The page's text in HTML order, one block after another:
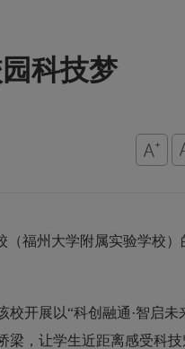
科技梦
（福州大学附属实验学校）
校开展以“科创融通 ·智启未
，让学生近距离感受科